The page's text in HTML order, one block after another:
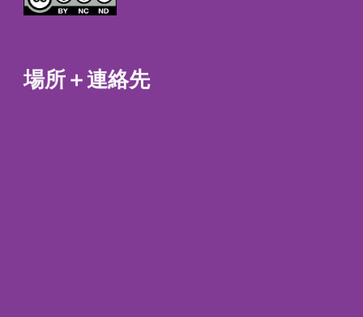
場所＋連絡先